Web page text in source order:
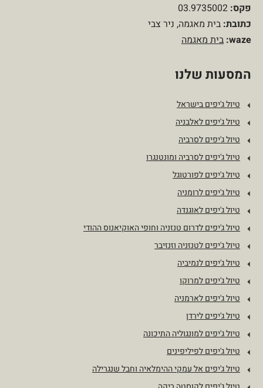
פקס:
כתובת: בית מאגמה, ניר צבי
waze: בית מאגמה
המסעות שלנו
טיול ג'יפים בישראל
טיול ג'יפים לאלבניה
טיול ג'יפים לסרביה
טיול ג'יפים לסרביה ומונטנגרו
טיול ג'יפים לפורטוגל
טיול ג'יפים לרומניה
טיול ג'יפים לאוגנדה
טיול ג'יפים לדרום טנזניה וחופי האוקיאנוס ההודי
טיול ג'יפים לטנזניה וזנזיבר
טיול ג'יפים לנמיביה
טיול ג'יפים למרוקו
טיול ג'יפים לארמניה
טיול ג'יפים לירדן
טיול ג'יפים למונגוליה התיכונה
טיול ג'יפים לפיליפינים
טיול ג'יפים אל עמקי ההימלאיה וחבל שנגרילה